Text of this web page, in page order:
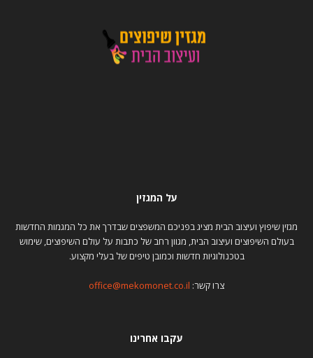
על המגזין
מגזין שיפוץ ועיצוב הבית מציג בפניכם המשפצים שבדרך את כל המגמות החדשות
בעולם השיפוצים ועיצוב הבית, מגוון רחב של כתבות על עולם השיפוצים, שימוש
בטכנולוגיות חדשות וכמובן טיפים של בעלי מקצוע.
צרו קשר: office@mekomonet.co.il
עקבו אחרינו